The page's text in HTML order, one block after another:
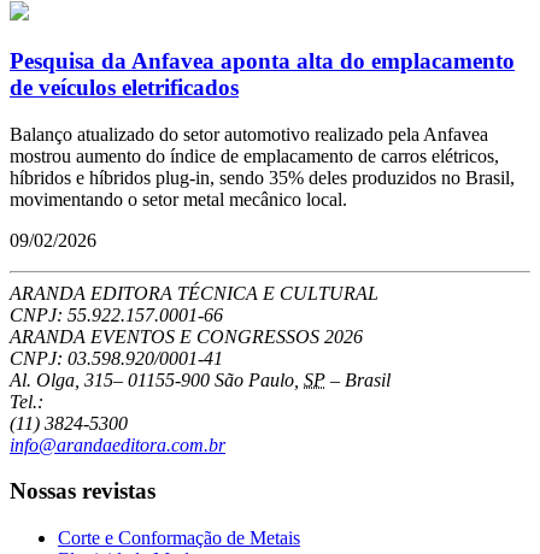
Pesquisa da Anfavea aponta alta do emplacamento
de veículos eletrificados
Balanço atualizado do setor automotivo realizado pela Anfavea
mostrou aumento do índice de emplacamento de carros elétricos,
híbridos e híbridos plug-in, sendo 35% deles produzidos no Brasil,
movimentando o setor metal mecânico local.
09/02/2026
ARANDA EDITORA TÉCNICA E CULTURAL
CNPJ: 55.922.157.0001-66
ARANDA EVENTOS E CONGRESSOS 2026
CNPJ: 03.598.920/0001-41
Al. Olga, 315– 01155-900 São Paulo SP – Brasil
Tel.:
(11) 3824-5300
info@arandaeditora.com.br
Nossas revistas
Corte e Conformação de Metais